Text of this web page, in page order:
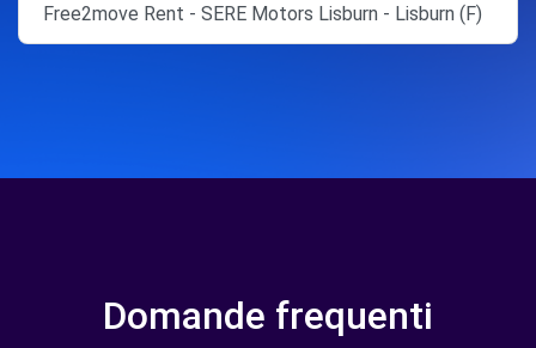
Free2move Rent - SERE Motors Lisburn - Lisburn (F)
Domande frequenti